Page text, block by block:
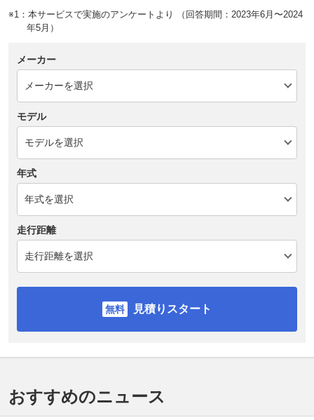
※1：本サービスで実施のアンケートより （回答期間：2023年6月〜2024
年5月）
メーカー
モデル
年式
走行距離
見積りスタート
おすすめのニュース